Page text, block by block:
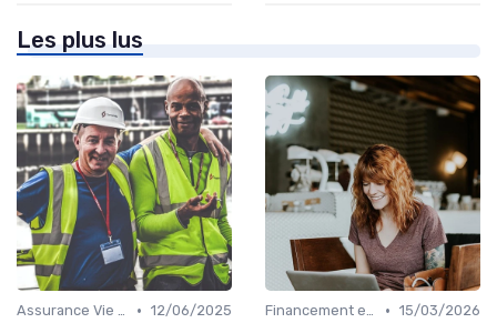
Les plus lus
Assurance Vie et Épargne • 12/06/2025
Financement et Prêts Immobiliers • 15/03/2026